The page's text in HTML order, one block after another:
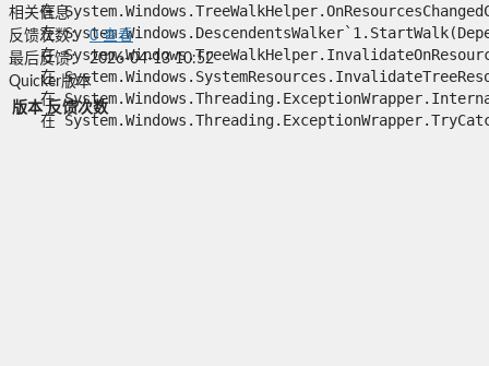
在
在
在
在
在
在
相关信息
反馈次数： 0查看
最后反馈： 2026-04-13 10:52
Quicker版本
版本 反馈次数